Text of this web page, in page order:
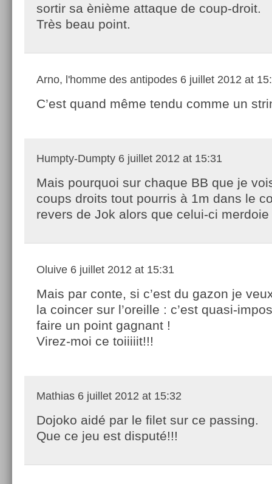
sortir sa ènième attaque de coup-droit.
Très beau point.
Arno, l'homme des antipodes 6 juillet 2012 at
C’est quand même tendu comme un
Humpty-Dumpty 6 juillet 2012 at 15:31
Mais pourquoi sur chaque BB que je
coups droits tout pourris à 1m dans le
revers de Jok alors que celui-ci
Oluive 6 juillet 2012 at 15:31
Mais par conte, si c’est du gazon je
la coincer sur l’oreille : c’est quasi-
faire un point gagnant !
Virez-moi ce toiiiiit!!!
Mathias 6 juillet 2012 at 15:32
Dojoko aidé par le filet sur ce passing.
Que ce jeu est disputé!!!